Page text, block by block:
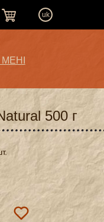
uk
500 г